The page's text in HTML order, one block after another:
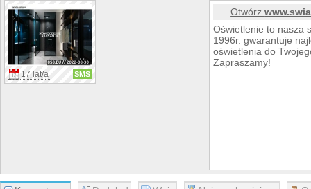
17 lat/a SMS
Otwórz
Oświetlenie to nasza
1996r. gwarantuje
oświetlenia do
Zapraszamy!